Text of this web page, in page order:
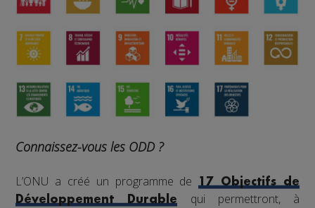
Connaissez-vous les ODD ?
L’ONU a créé un programme de17 Objectifs de
Développement Durable
qui permettront, à